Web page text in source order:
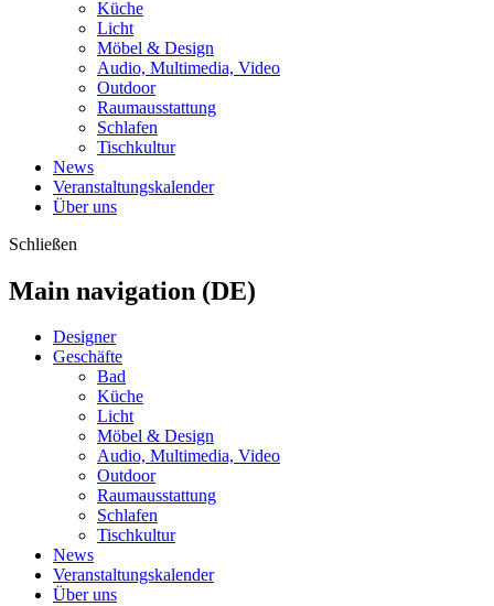
Küche
Licht
Möbel & Design
Audio, Multimedia, Video
Outdoor
Raumausstattung
Schlafen
Tischkultur
News
Veranstaltungskalender
Über uns
Schließen
Main navigation (DE)
Designer
Geschäfte
Bad
Küche
Licht
Möbel & Design
Audio, Multimedia, Video
Outdoor
Raumausstattung
Schlafen
Tischkultur
News
Veranstaltungskalender
Über uns